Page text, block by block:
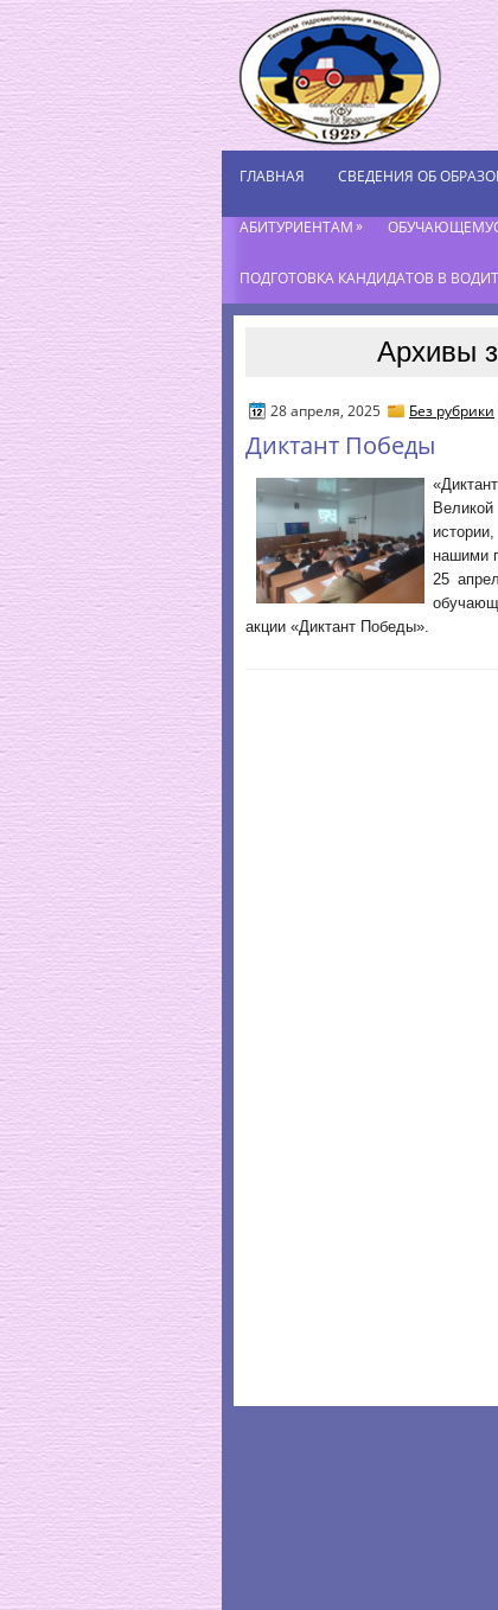
ГЛАВНАЯ СВЕДЕНИЯ ОБ
АБИТУРИЕНТАМ»
ПОДГОТОВКА КАНДИДАТОВ В
Архивы
28 апреля, 2025 Без рубрики
Диктант Победы
нашими
25
акции «Диктант Победы».